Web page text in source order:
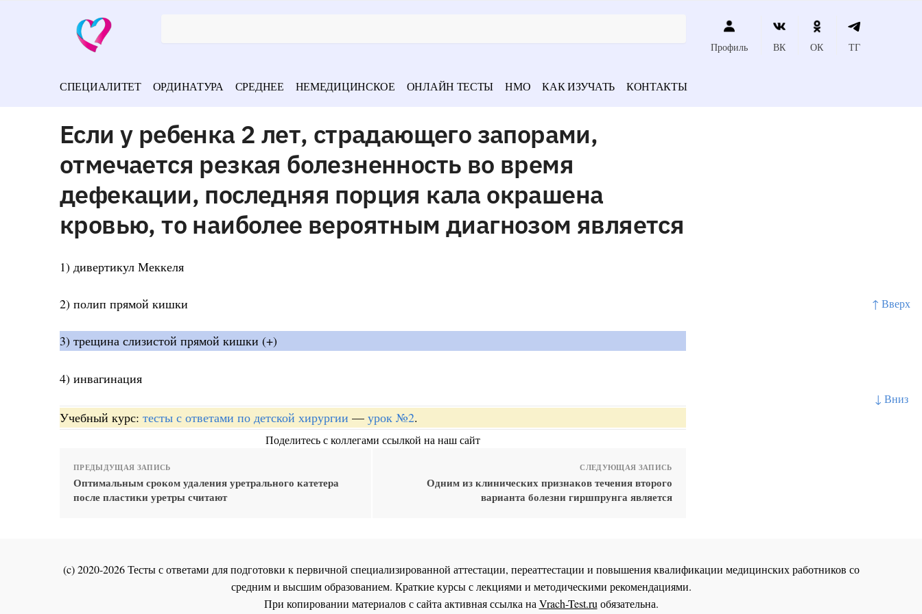
↑ Вверх
↓ Вниз
Профиль ВК ОК ТГ
СПЕЦИАЛИТЕТ ОРДИНАТУРА СРЕДНЕЕ НЕМЕДИЦИНСКОЕ ОНЛАЙН ТЕСТЫ НМО КАК ИЗУЧАТЬ КОНТАКТЫ
Если у ребенка 2 лет, страдающего запорами,
отмечается резкая болезненность во время
дефекации, последняя порция кала окрашена
кровью, то наиболее вероятным диагнозом является
1) дивертикул Меккеля
2) полип прямой кишки
3) трещина слизистой прямой кишки (+)
4) инвагинация
Учебный курс: тесты с ответами по детской хирургии — урок №2.
Поделитесь с коллегами ссылкой на наш сайт
ПРЕДЫДУЩАЯ ЗАПИСЬ
Оптимальным сроком удаления уретрального катетера
после пластики уретры считают
СЛЕДУЮЩАЯ ЗАПИСЬ
Одним из клинических признаков течения второго
варианта болезни гиршпрунга является
(c) 2020-2026 Тесты с ответами для подготовки к первичной специализированной аттестации, переаттестации и повышения квалификации медицинских работников со
средним и высшим образованием. Краткие курсы с лекциями и методическими рекомендациями.
При копировании материалов с сайта активная ссылка наVrach-Test.ruобязательна.